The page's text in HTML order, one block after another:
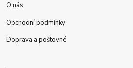
O nás
Obchodní podmínky
Doprava a poštovné